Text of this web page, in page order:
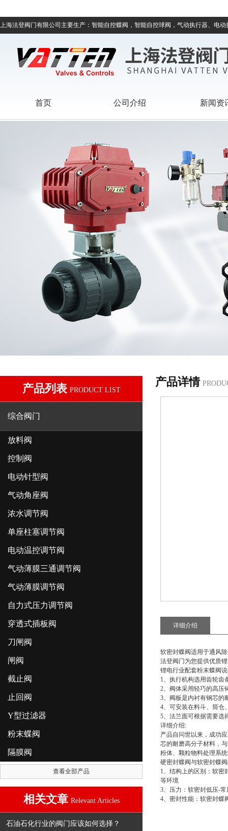
上海法登阀门有限公司主要生产：智能自控蝶阀，智能自控球阀，气动执行器、电
首页 公司介绍 新闻资
产品列表 PRODUCT LIST
综合阀门
放料阀
控制阀
电动针型阀
气动角座阀
浓水调节阀
单座柱塞调节阀
电动温控调节阀
气动薄膜三通调节阀
气动薄膜调节阀
自力式压力调节阀
穿透式插板阀
刀闸阀
闸阀
截止阀
止回阀
Y型过滤器
粉末蝶阀
隔膜阀
查看全部产品
相关文章 Relevant Articles
石油石化行业的阀门应该如何选择？
产品详情
详细介绍
软密封蝶阀适用于通风
法登阀门为您提供优质
锂电行业配套粉末蝶阀
1、执行机构选用齿轮齿
2、阀体采用轻巧的高压
3、阀板是内衬有钢芯的
4、可安装在料斗、筒仓
5、法兰面可根据需要选
详细介绍:
产品自问世以来，成功
芯的耐磨高分子材料，
粉体、颗粒物料处理系
硬密封蝶阀与软密封蝶
1、结构上的区别：软密
等环境
3、压力：软密封低压-
4、密封性能：软密封蝶